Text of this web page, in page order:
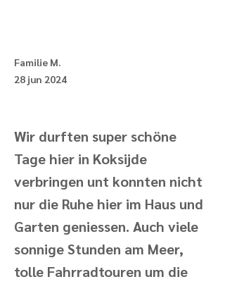
Familie M.
28 jun 2024
Wir durften super schöne
Tage hier in Koksijde
verbringen unt konnten nicht
nur die Ruhe hier im Haus und
Garten geniessen. Auch viele
sonnige Stunden am Meer,
tolle Fahrradtouren um die